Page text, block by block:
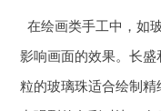
在绘画类手工中，如
影响画面的效果。长
粒的玻璃珠适合绘制